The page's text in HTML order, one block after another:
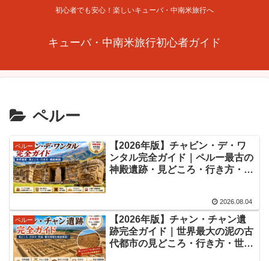
初心者でも安心！楽しいキューバ・中南米旅行へ
キューバ・中南米旅行初心者ガイド
ペルー
ペルー
【2026年版】チャビン・デ・ワ
ンタル完全ガイド｜ペルー最古の
神殿遺跡・見どころ・行き方・世
2026.08.04
ペルー
【2026年版】チャン・チャン遺
跡完全ガイド｜世界最大の泥の古
代都市の見どころ・行き方・世界